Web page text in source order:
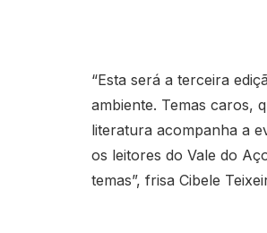
“Esta será a terceira
ambiente. Temas caros,
literatura acompanha a
os leitores do Vale do
temas”, frisa Cibele